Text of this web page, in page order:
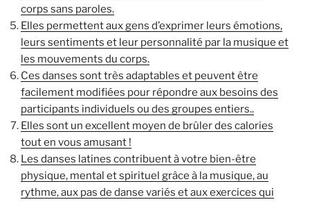
corps sans paroles.
Elles permettent aux gens d’exprimer leurs émotions,
leurs sentiments et leur personnalité par la musique et
les mouvements du corps.
Ces danses sont très adaptables et peuvent être
facilement modifiées pour répondre aux besoins des
participants individuels ou des groupes entiers..
Elles sont un excellent moyen de brûler des calories
tout en vous amusant !
Les danses latines contribuent à votre bien-être
physique, mental et spirituel grâce à la musique, au
rythme, aux pas de danse variés et aux exercices qui